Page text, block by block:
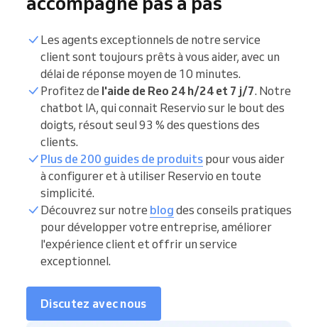
Les agents exceptionnels de notre service
client sont toujours prêts à vous aider, avec un
délai de réponse moyen de 10 minutes.
Profitez de l'aide de Reo 24 h/24 et 7 j/7. Notre
chatbot IA, qui connait Reservio sur le bout des
doigts, résout seul 93 % des questions des
clients.
Plus de 200 guides de produits pour vous aider
à configurer et à utiliser Reservio en toute
simplicité.
Découvrez sur notre blog des conseils pratiques
pour développer votre entreprise, améliorer
l'expérience client et offrir un service
exceptionnel.
Discutez avec nous